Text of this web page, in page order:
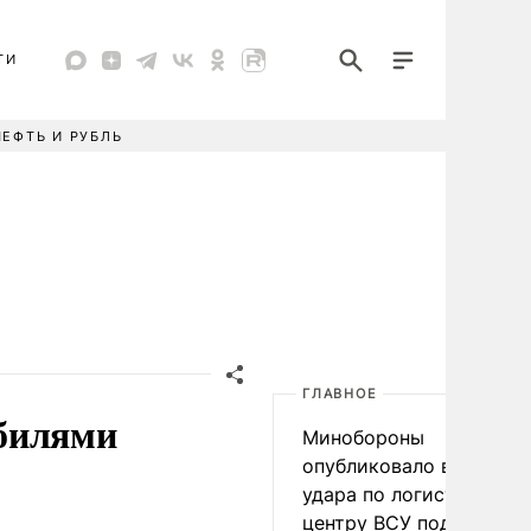
И РУБЛЬ
ГЛАВНОЕ
Минобороны
опубликовало видео
удара по
центру ВСУ под Киевом